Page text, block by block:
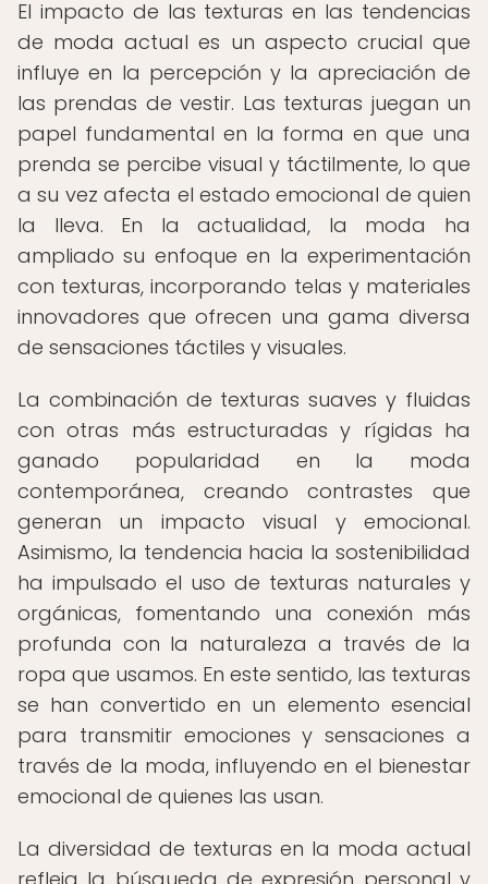
El impacto de las texturas en las tendencias
de moda actual es un aspecto crucial que
influye en la percepción y la apreciación de
las prendas de vestir. Las texturas juegan un
papel fundamental en la forma en que una
prenda se percibe visual y táctilmente, lo que
a su vez afecta el estado emocional de quien
la lleva. En la actualidad, la moda ha
ampliado su enfoque en la experimentación
con texturas, incorporando telas y materiales
innovadores que ofrecen una gama diversa
de sensaciones táctiles y visuales.
La combinación de texturas suaves y fluidas
con otras más estructuradas y rígidas ha
ganado popularidad en la moda
contemporánea, creando contrastes que
generan un impacto visual y emocional.
Asimismo, la tendencia hacia la sostenibilidad
ha impulsado el uso de texturas naturales y
orgánicas, fomentando una conexión más
profunda con la naturaleza a través de la
ropa que usamos. En este sentido, las texturas
se han convertido en un elemento esencial
para transmitir emociones y sensaciones a
través de la moda, influyendo en el bienestar
emocional de quienes las usan.
La diversidad de texturas en la moda actual